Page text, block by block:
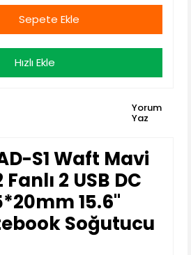
Sepete Ekle
Hızlı Ekle
Yorum
Yaz
S1 Waft Mavi
Fanlı 2 USB DC
15.6''
Soğutucu